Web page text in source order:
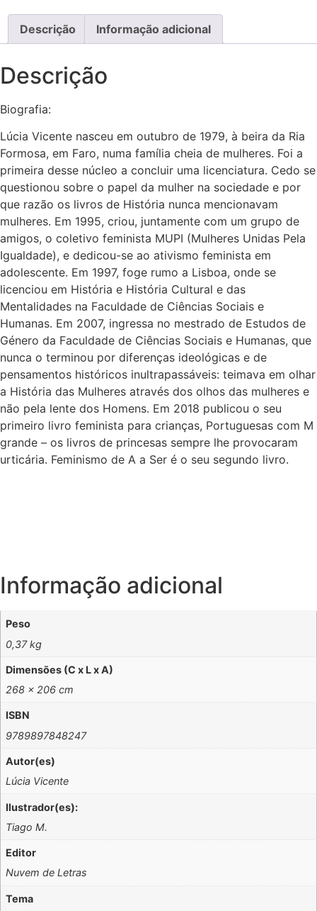
Descrição Informação adicional
Descrição
Biografia:
Lúcia Vicente nasceu em outubro de 1979, à beira da Ria
Formosa, em Faro, numa família cheia de mulheres. Foi a
primeira desse núcleo a concluir uma licenciatura. Cedo se
questionou sobre o papel da mulher na sociedade e por
que razão os livros de História nunca mencionavam
mulheres. Em 1995, criou, juntamente com um grupo de
amigos, o coletivo feminista MUPI (Mulheres Unidas Pela
Igualdade), e dedicou-se ao ativismo feminista em
adolescente. Em 1997, foge rumo a Lisboa, onde se
licenciou em História e História Cultural e das
Mentalidades na Faculdade de Ciências Sociais e
Humanas. Em 2007, ingressa no mestrado de Estudos de
Género da Faculdade de Ciências Sociais e Humanas, que
nunca o terminou por diferenças ideológicas e de
pensamentos históricos inultrapassáveis: teimava em olhar
a História das Mulheres através dos olhos das mulheres e
não pela lente dos Homens. Em 2018 publicou o seu
primeiro livro feminista para crianças, Portuguesas com M
grande – os livros de princesas sempre lhe provocaram
urticária. Feminismo de A a Ser é o seu segundo livro.
Informação adicional
Peso
0,37 kg
Dimensões (C x L x A)
268 × 206 cm
ISBN
9789897848247
Autor(es)
Lúcia Vicente
Ilustrador(es):
Tiago M.
Editor
Nuvem de Letras
Tema